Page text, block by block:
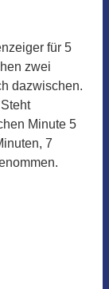
für 5
zwei
dazwischen.
Minute 5
7